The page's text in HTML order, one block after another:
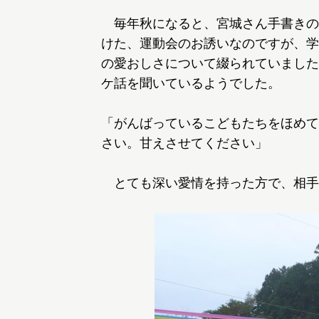
毎年秋になると、宮城さん手書き
けた、運動会のお誘いなのですが、
の愛おしさについて綴られていまし
ケ話を聞いているようでした。
「がんばっているこどもたちをほめ
さい。甘えさせてください」
とても深い愛情を持った方で、相